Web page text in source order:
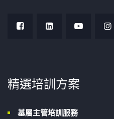
精選培訓方案
基層主管培訓服務